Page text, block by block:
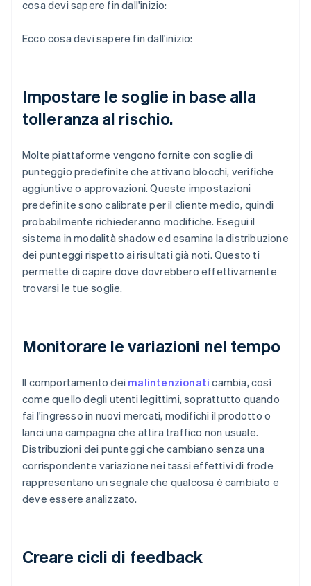
cosa devi sapere fin dall'inizio:
Ecco cosa devi sapere fin dall'inizio:
Impostare le soglie in base alla
tolleranza al rischio.
Molte piattaforme vengono fornite con soglie di
punteggio predefinite che attivano blocchi, verifiche
aggiuntive o approvazioni. Queste impostazioni
predefinite sono calibrate per il cliente medio, quindi
probabilmente richiederanno modifiche. Esegui il
sistema in modalità shadow ed esamina la distribuzione
dei punteggi rispetto ai risultati già noti. Questo ti
permette di capire dove dovrebbero effettivamente
trovarsi le tue soglie.
Monitorare le variazioni nel tempo
Il comportamento dei malintenzionati cambia, così
come quello degli utenti legittimi, soprattutto quando
fai l'ingresso in nuovi mercati, modifichi il prodotto o
lanci una campagna che attira traffico non usuale.
Distribuzioni dei punteggi che cambiano senza una
corrispondente variazione nei tassi effettivi di frode
rappresentano un segnale che qualcosa è cambiato e
deve essere analizzato.
Creare cicli di feedback